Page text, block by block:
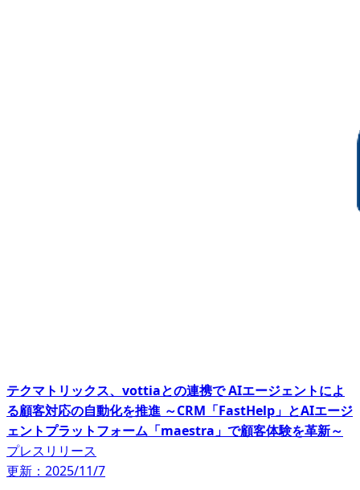
テクマトリックス、vottiaとの連携で AIエージェントによ
る顧客対応の自動化を推進 ～CRM「FastHelp」とAIエージ
ェントプラットフォーム「maestra」で顧客体験を革新～
プレスリリース
更新：2025/11/7